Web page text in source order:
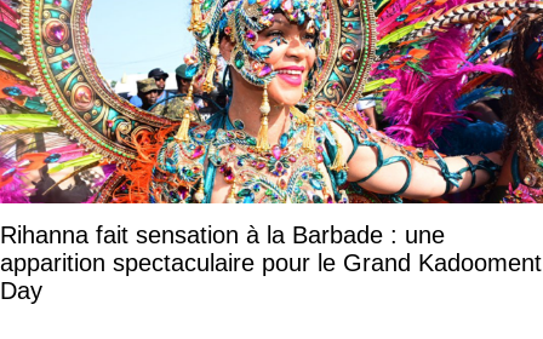
Rihanna fait sensation à la Barbade : une
apparition spectaculaire pour le Grand Kadooment
Day